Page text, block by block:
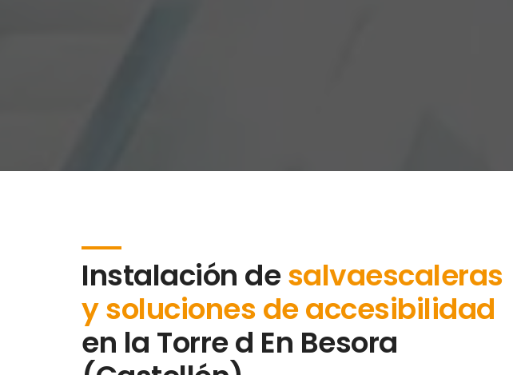
Instalación desalvaescaleras
y soluciones de accesibilidad
en la Torre d En Besora